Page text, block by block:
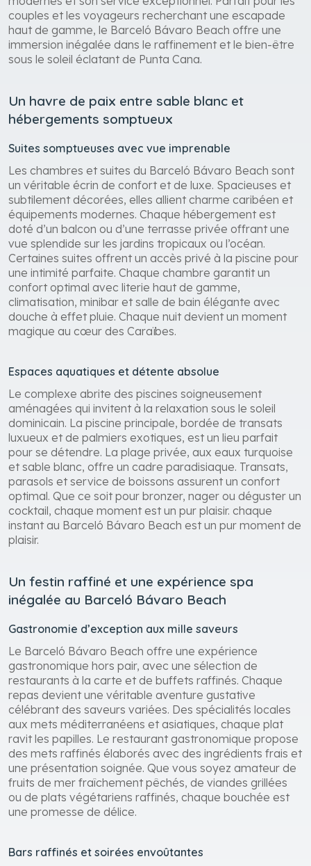
couples et les voyageurs recherchant une escapade
haut de gamme, le Barceló Bávaro Beach offre une
immersion inégalée dans le raffinement et le bien-être
sous le soleil éclatant de Punta Cana.
Un havre de paix entre sable blanc et
hébergements somptueux
Suites somptueuses avec vue imprenable
Les chambres et suites du Barceló Bávaro Beach sont
un véritable écrin de confort et de luxe. Spacieuses et
subtilement décorées, elles allient charme caribéen et
équipements modernes. Chaque hébergement est
doté d’un balcon ou d’une terrasse privée offrant une
vue splendide sur les jardins tropicaux ou l’océan.
Certaines suites offrent un accès privé à la piscine pour
une intimité parfaite. Chaque chambre garantit un
confort optimal avec literie haut de gamme,
climatisation, minibar et salle de bain élégante avec
douche à effet pluie. Chaque nuit devient un moment
magique au cœur des Caraïbes.
Espaces aquatiques et détente absolue
Le complexe abrite des piscines soigneusement
aménagées qui invitent à la relaxation sous le soleil
dominicain. La piscine principale, bordée de transats
luxueux et de palmiers exotiques, est un lieu parfait
pour se détendre. La plage privée, aux eaux turquoise
et sable blanc, offre un cadre paradisiaque. Transats,
parasols et service de boissons assurent un confort
optimal. Que ce soit pour bronzer, nager ou déguster un
cocktail, chaque moment est un pur plaisir. chaque
instant au Barceló Bávaro Beach est un pur moment de
plaisir.
Un festin raffiné et une expérience spa
inégalée au Barceló Bávaro Beach
Gastronomie d’exception aux mille saveurs
Le Barceló Bávaro Beach offre une expérience
gastronomique hors pair, avec une sélection de
restaurants à la carte et de buffets raffinés. Chaque
repas devient une véritable aventure gustative
célébrant des saveurs variées. Des spécialités locales
aux mets méditerranéens et asiatiques, chaque plat
ravit les papilles. Le restaurant gastronomique propose
des mets raffinés élaborés avec des ingrédients frais et
une présentation soignée. Que vous soyez amateur de
fruits de mer fraîchement pêchés, de viandes grillées
ou de plats végétariens raffinés, chaque bouchée est
une promesse de délice.
Bars raffinés et soirées envoûtantes